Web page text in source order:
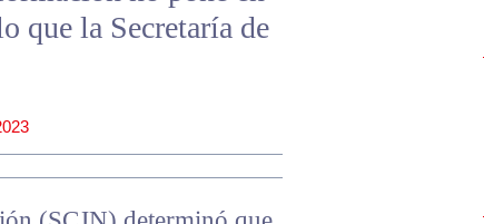
que la Secretaría de